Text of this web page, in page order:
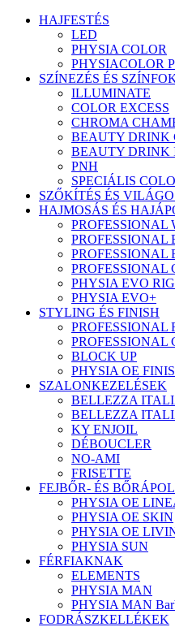
HAJFESTÉS
LED
PHYSIA COLOR
PHYSIACOLOR
SZÍNEZÉS ÉS
ILLUMINATE
COLOR EXCESS
CHROMA
BEAUTY DRINK
BEAUTY DRINK
PNH
SPECIÁLIS
SZŐKÍTÉS ÉS
HAJMOSÁS ÉS
PROFESSIONAL
PROFESSIONAL
PROFESSIONAL
PROFESSIONAL
PHYSIA EVO
PHYSIA EVO+
STYLING ÉS FINISH
PROFESSIONAL
PROFESSIONAL
BLOCK UP
PHYSIA OE
SZALONKEZELÉSEK
BELLEZZA
BELLEZZA
KY ENJOIL
DÉBOUCLER
NO-AMI
FRISETTE
FEJBŐR- ÉS
PHYSIA OE
PHYSIA OE SKIN
PHYSIA OE
PHYSIA SUN
FÉRFIAKNAK
ELEMENTS
PHYSIA MAN
PHYSIA MAN
FODRÁSZKELLÉKEK